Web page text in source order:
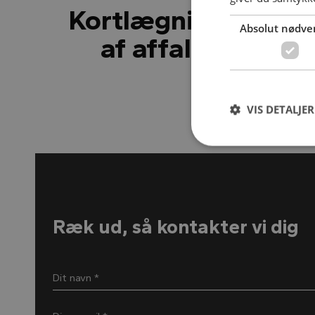
af affald. Har
Ræk ud, så kontakter vi dig
Dit navn *
Absolut
VIS DETALJER